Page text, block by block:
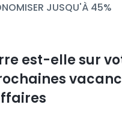
JUSQU'À 45%
est-elle sur